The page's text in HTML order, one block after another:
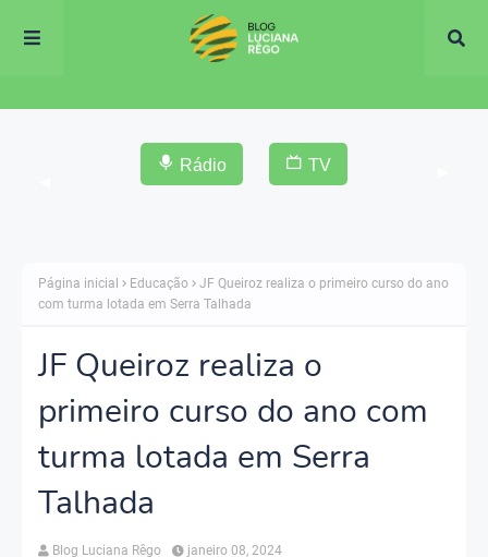
Rádio TV
Página inicial Educação
JF Queiroz realiza o primeiro curso do ano
com turma lotada em Serra Talhada
JF Queiroz realiza o
primeiro curso do ano com
turma lotada em Serra
Talhada
Blog Luciana Rêgo janeiro 08, 2024